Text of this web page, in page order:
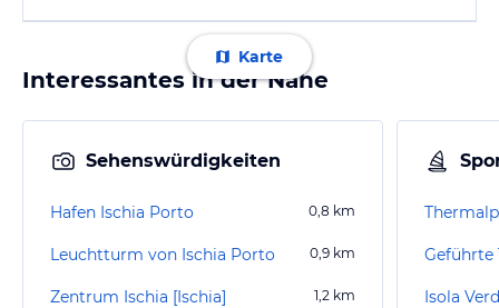
Karte
Interessantes in der Nähe
Sehenswürdigkeiten
Hafen Ischia Porto 0,8 km
Leuchtturm von Ischia Porto 0,9 km
Zentrum Ischia [Ischia] 1,2 km Isola